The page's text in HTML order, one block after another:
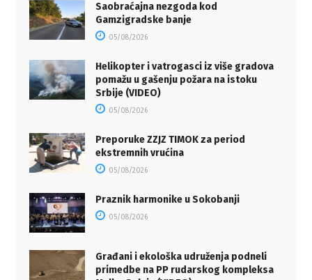
Saobraćajna nezgoda kod
Gamzigradske banje
05/08/2026
Helikopter i vatrogasci iz više gradova
pomažu u gašenju požara na istoku
Srbije (VIDEO)
05/08/2026
Preporuke ZZJZ TIMOK za period
ekstremnih vrućina
05/08/2026
Praznik harmonike u Sokobanji
05/08/2026
Građani i ekološka udruženja podneli
primedbe na PP rudarskog kompleksa